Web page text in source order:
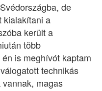
de
kialakítani a
került a
több
is meghívót kaptam
technikás
magas